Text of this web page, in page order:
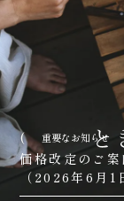
重要なお知らせ
価格改定のご案
（2026年6月1